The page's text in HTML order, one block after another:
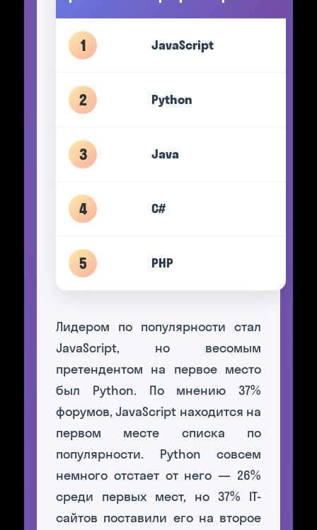
1 JavaScript
2 Python
3 Java
4 C#
5 PHP
Лидером по популярности стал
JavaScript, но весомым
претендентом на первое место
был Python. По мнению 37%
форумов, JavaScript находится на
первом месте списка по
популярности. Python совсем
немного отстает от него — 26%
среди первых мест, но 37% IT-
сайтов поставили его на второе